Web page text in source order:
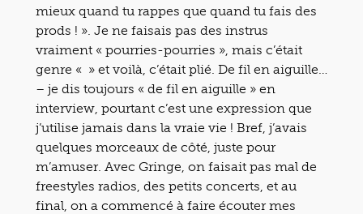
mieux quand tu rappes que quand tu fais des
prods ! ». Je ne faisais pas des instrus
vraiment « pourries-pourries », mais c’était
genre « » et voilà, c’était plié. De fil en aiguille…
– je dis toujours « de fil en aiguille » en
interview, pourtant c’est une expression que
j’utilise jamais dans la vraie vie ! Bref, j’avais
quelques morceaux de côté, juste pour
m’amuser. Avec Gringe, on faisait pas mal de
freestyles radios, des petits concerts, et au
final, on a commencé à faire écouter mes